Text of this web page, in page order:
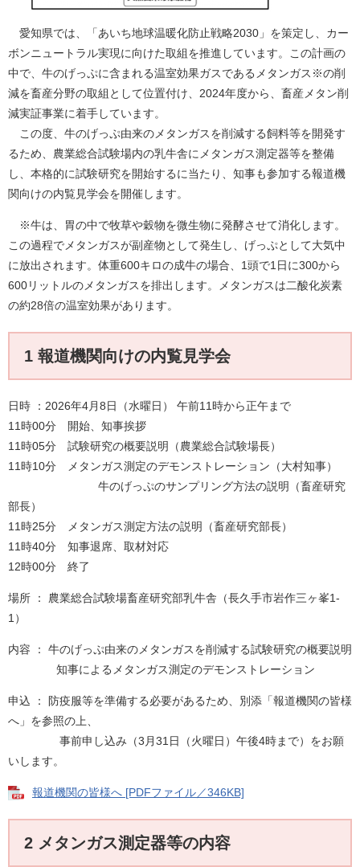
愛知県では、「あいち地球温暖化防止戦略2030」を策定し、カー
ボンニュートラル実現に向けた取組を推進しています。この計画の
中で、牛のげっぷに含まれる温室効果ガスであるメタンガス※の削
減を畜産分野の取組として位置付け、2024年度から、畜産メタン削
減実証事業に着手しています。
この度、牛のげっぷ由来のメタンガスを削減する飼料等を開発す
るため、農業総合試験場内の乳牛舎にメタンガス測定器等を整備
し、本格的に試験研究を開始するに当たり、知事も参加する報道機
関向けの内覧見学会を開催します。
※牛は、胃の中で牧草や穀物を微生物に発酵させて消化します。
この過程でメタンガスが副産物として発生し、げっぷとして大気中
に放出されます。体重600キロの成牛の場合、1頭で1日に300から
600リットルのメタンガスを排出します。メタンガスは二酸化炭素
の約28倍の温室効果があります。
1 報道機関向けの内覧見学会
日時 ：2026年4月8日（水曜日） 午前11時から正午まで
11時00分 開始、知事挨拶
11時05分 試験研究の概要説明（農業総合試験場長）
11時10分 メタンガス測定のデモンストレーション（大村知事）
牛のげっぷのサンプリング方法の説明（畜産研究
部長）
11時25分 メタンガス測定方法の説明（畜産研究部長）
11時40分 知事退席、取材対応
12時00分 終了
場所 ： 農業総合試験場畜産研究部乳牛舎（長久手市岩作三ヶ峯1-
1）
内容 ： 牛のげっぷ由来のメタンガスを削減する試験研究の概要説明
知事によるメタンガス測定のデモンストレーション
申込 ： 防疫服等を準備する必要があるため、別添「報道機関の皆様
へ」を参照の上、
事前申し込み（3月31日（火曜日）午後4時まで）をお願
いします。
報道機関の皆様へ [PDFファイル／346KB]
2 メタンガス測定器等の内容